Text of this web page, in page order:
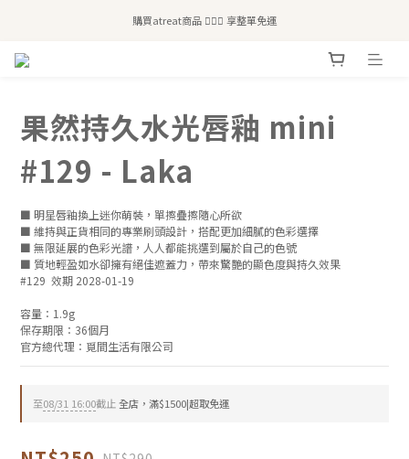
全站滿$2,500免運｜6/30前 含新品滿$1,300超取免運
購買atreat商品 💆🏻‍♀️ 享整單免運
果然持久水光唇釉 mini
#129 - Laka
■ 明星唇釉換上迷你萌裝，單擦疊擦隨心所欲
■ 維持與正貨相同的專業刷頭設計，搭配更加細膩的色彩選擇
■ 無限延展的色彩光譜，人人都能挑選到屬於自己的色號
■ 質地輕盈如水卻擁有絕佳遮蓋力，帶來驚艷的顯色度與持久效果
#129  效期 2028-01-19
容量：1.9g
保存期限：36個月
官方總代理：覓間生活有限公司
至08/31 16:00截止全店，滿$1500|超取免運